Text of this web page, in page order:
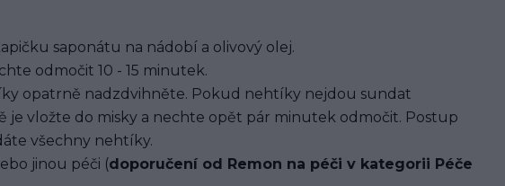
saponátu na nádobí a olivový olej.
odmočit 10 - 15 minutek.
opatrně nadzdvihněte. Pokud nehtíky nejdou sundat
je vložte do misky a nechte opět pár minutek odmočit. Postup
všechny nehtíky.
jinou péči (doporučení od Remon na péči v kategorii Péče